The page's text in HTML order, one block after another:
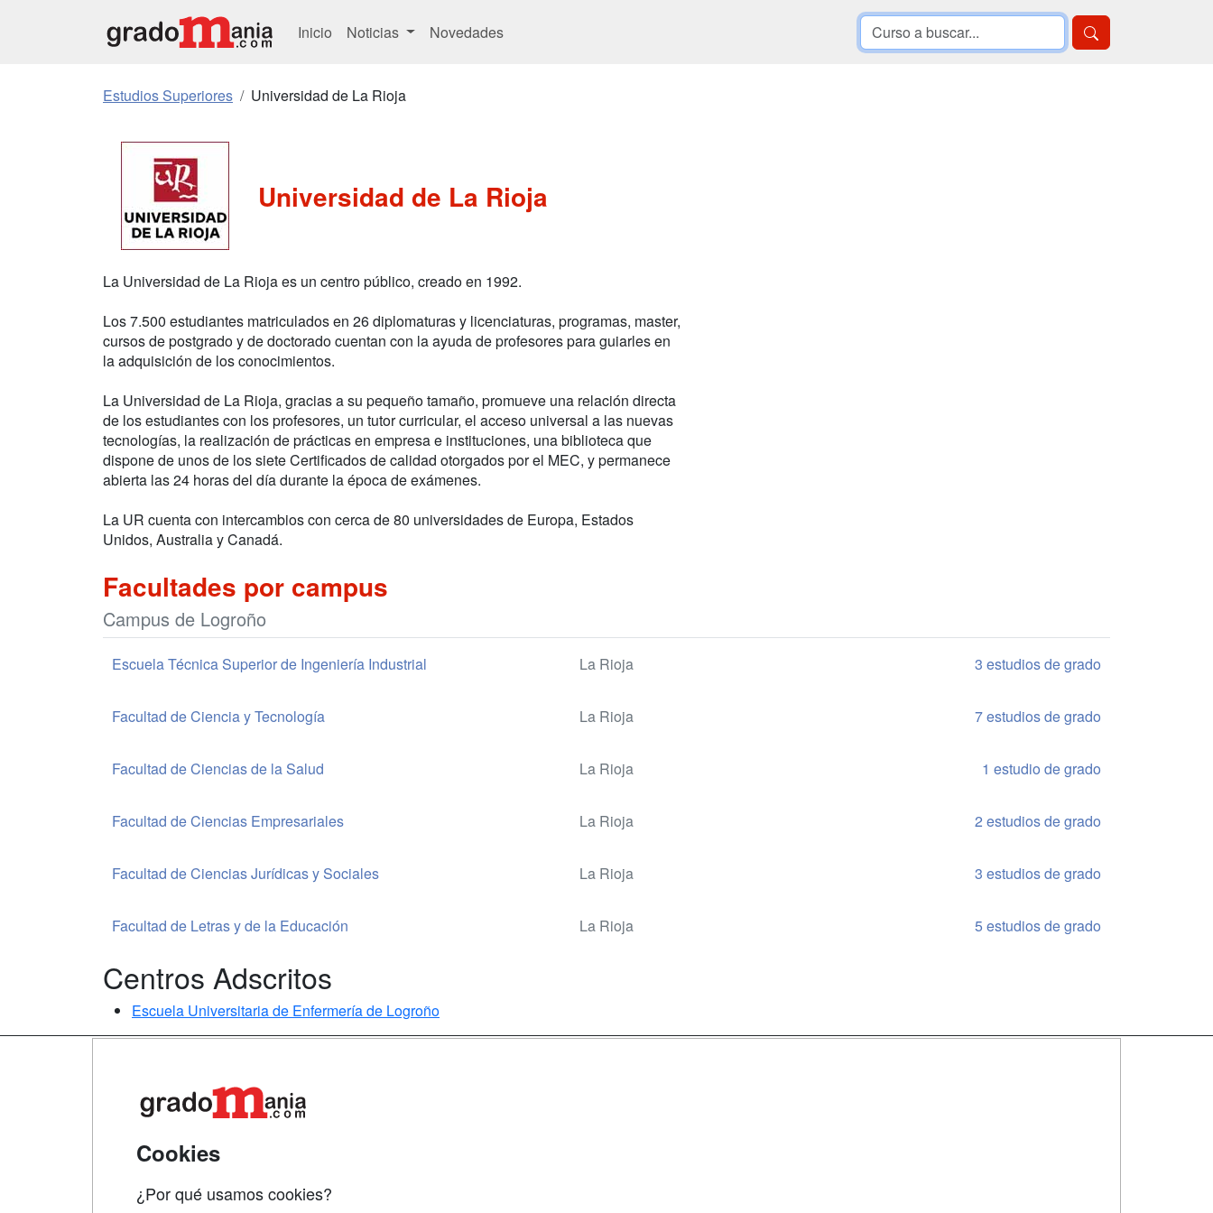
Inicio Noticias Novedades
Estudios Superiores Universidad de La Rioja
Universidad de La Rioja
La Universidad de La Rioja es un centro público, creado en 1992.
Los 7.500 estudiantes matriculados en 26 diplomaturas y licenciaturas, programas, master,
cursos de postgrado y de doctorado cuentan con la ayuda de profesores para guiarles en
la adquisición de los conocimientos.
La Universidad de La Rioja, gracias a su pequeño tamaño, promueve una relación directa
de los estudiantes con los profesores, un tutor curricular, el acceso universal a las nuevas
tecnologías, la realización de prácticas en empresa e instituciones, una biblioteca que
dispone de unos de los siete Certificados de calidad otorgados por el MEC, y permanece
abierta las 24 horas del día durante la época de exámenes.
La UR cuenta con intercambios con cerca de 80 universidades de Europa, Estados
Unidos, Australia y Canadá.
Facultades por campus
Campus de Logroño
Escuela Técnica Superior de Ingeniería Industrial La Rioja 3 estudios de grado
Facultad de Ciencia y Tecnología La Rioja 7 estudios de grado
Facultad de Ciencias de la Salud La Rioja 1 estudio de grado
Facultad de Ciencias Empresariales La Rioja 2 estudios de grado
Facultad de Ciencias Jurídicas y Sociales La Rioja 3 estudios de grado
Facultad de Letras y de la Educación La Rioja 5 estudios de grado
Centros Adscritos
Escuela Universitaria de Enfermería de Logroño
Cookies
¿Por qué usamos cookies?